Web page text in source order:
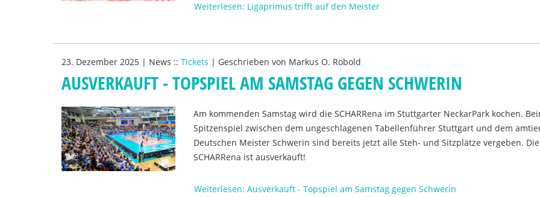
Weiterlesen: Ligaprimus trifft auf den Meister
23. Dezember 2025 | News :: Tickets | Geschrieben von Markus O. Robold
AUSVERKAUFT - TOPSPIEL AM SAMSTAG GEGEN SCHWERIN
Am kommenden Samstag wird die SCHARRena im Stuttgarter NeckarPark kochen.
Spitzenspiel zwischen dem ungeschlagenen Tabellenführer Stuttgart und dem
Deutschen Meister Schwerin sind bereits jetzt alle Steh- und Sitzplätze vergeben. Die
SCHARRena ist ausverkauft!
Weiterlesen: Ausverkauft - Topspiel am Samstag gegen Schwerin